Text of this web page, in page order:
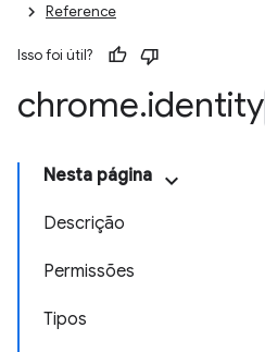
Reference
Isso foi útil?
chrome.identity
Nesta página
Descrição
Permissões
Tipos